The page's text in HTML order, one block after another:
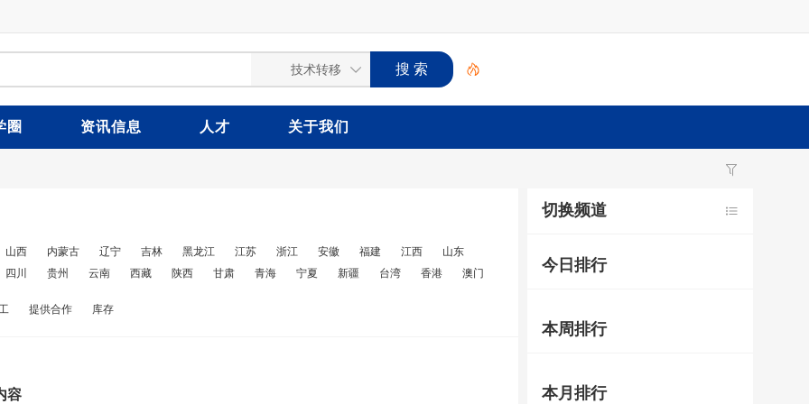
圈 资讯信息 人才 关于我们
山西 内蒙古 辽宁 吉林 黑龙江 江苏 浙江 安徽 福建 江西
山东
四川
贵州 云南 西藏 陕西 甘肃 青海 宁夏 新疆 台湾 香港 澳门
提供合作 库存
容
切换频道
今日排行
本周排行
本月排行